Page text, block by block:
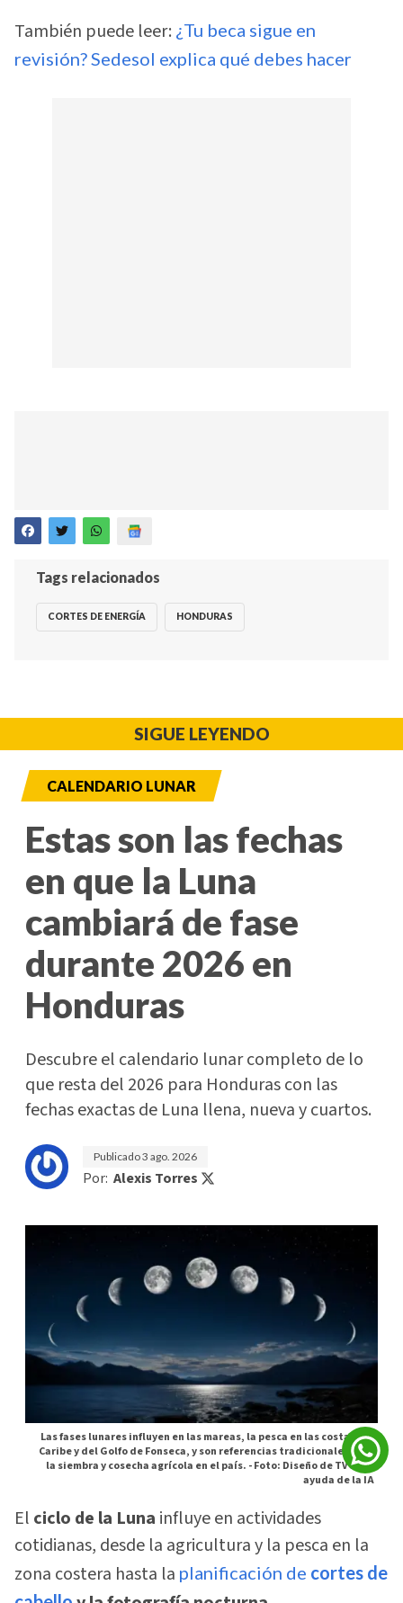
También puede leer: ¿Tu beca sigue en
revisión? Sedesol explica qué debes hacer
Tags relacionados
CORTES DE ENERGÍA HONDURAS
SIGUE LEYENDO
CALENDARIO LUNAR
Estas son las fechas
en que la Luna
cambiará de fase
durante 2026 en
Honduras
Descubre el calendario lunar completo de lo
que resta del 2026 para Honduras con las
fechas exactas de Luna llena, nueva y cuartos.
Publicado3 ago. 2026
Por: Alexis Torres
Las fases lunares influyen en las mareas, la pesca en las costas del
Caribe y del Golfo de Fonseca, y son referencias tradicionales para
la siembra y cosecha agrícola en el país. -Foto: Diseño de TVC con
ayuda de la IA
El ciclo de la Luna influye en actividades
cotidianas, desde la agricultura y la pesca en la
zona costera hasta la planificación de cortes de